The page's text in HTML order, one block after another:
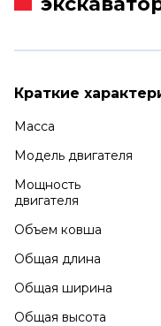
Краткие
Масса
Модель двигателя
Мощность
двигателя
Объем ковша
Общая длина
Общая ширина
Общая высота